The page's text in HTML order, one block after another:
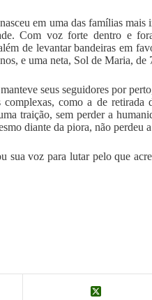
em uma das famílias
Com voz forte dentro e
de levantar bandeiras em
e uma neta, Sol de Maria, de
seus seguidores por
complexas, como a de
traição, sem perder a
diante da piora, não
sua voz para lutar pelo que